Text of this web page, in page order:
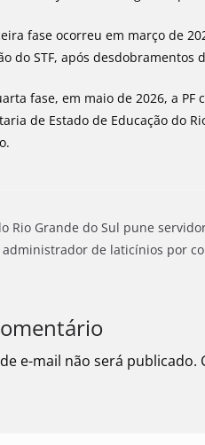
fase ocorreu em março de
do STF, após desdobramentos
fase, em maio de 2026, a
de Estado de Educação do
Rio Grande do Sul pune
de laticínios por
e-mail não será publicado.